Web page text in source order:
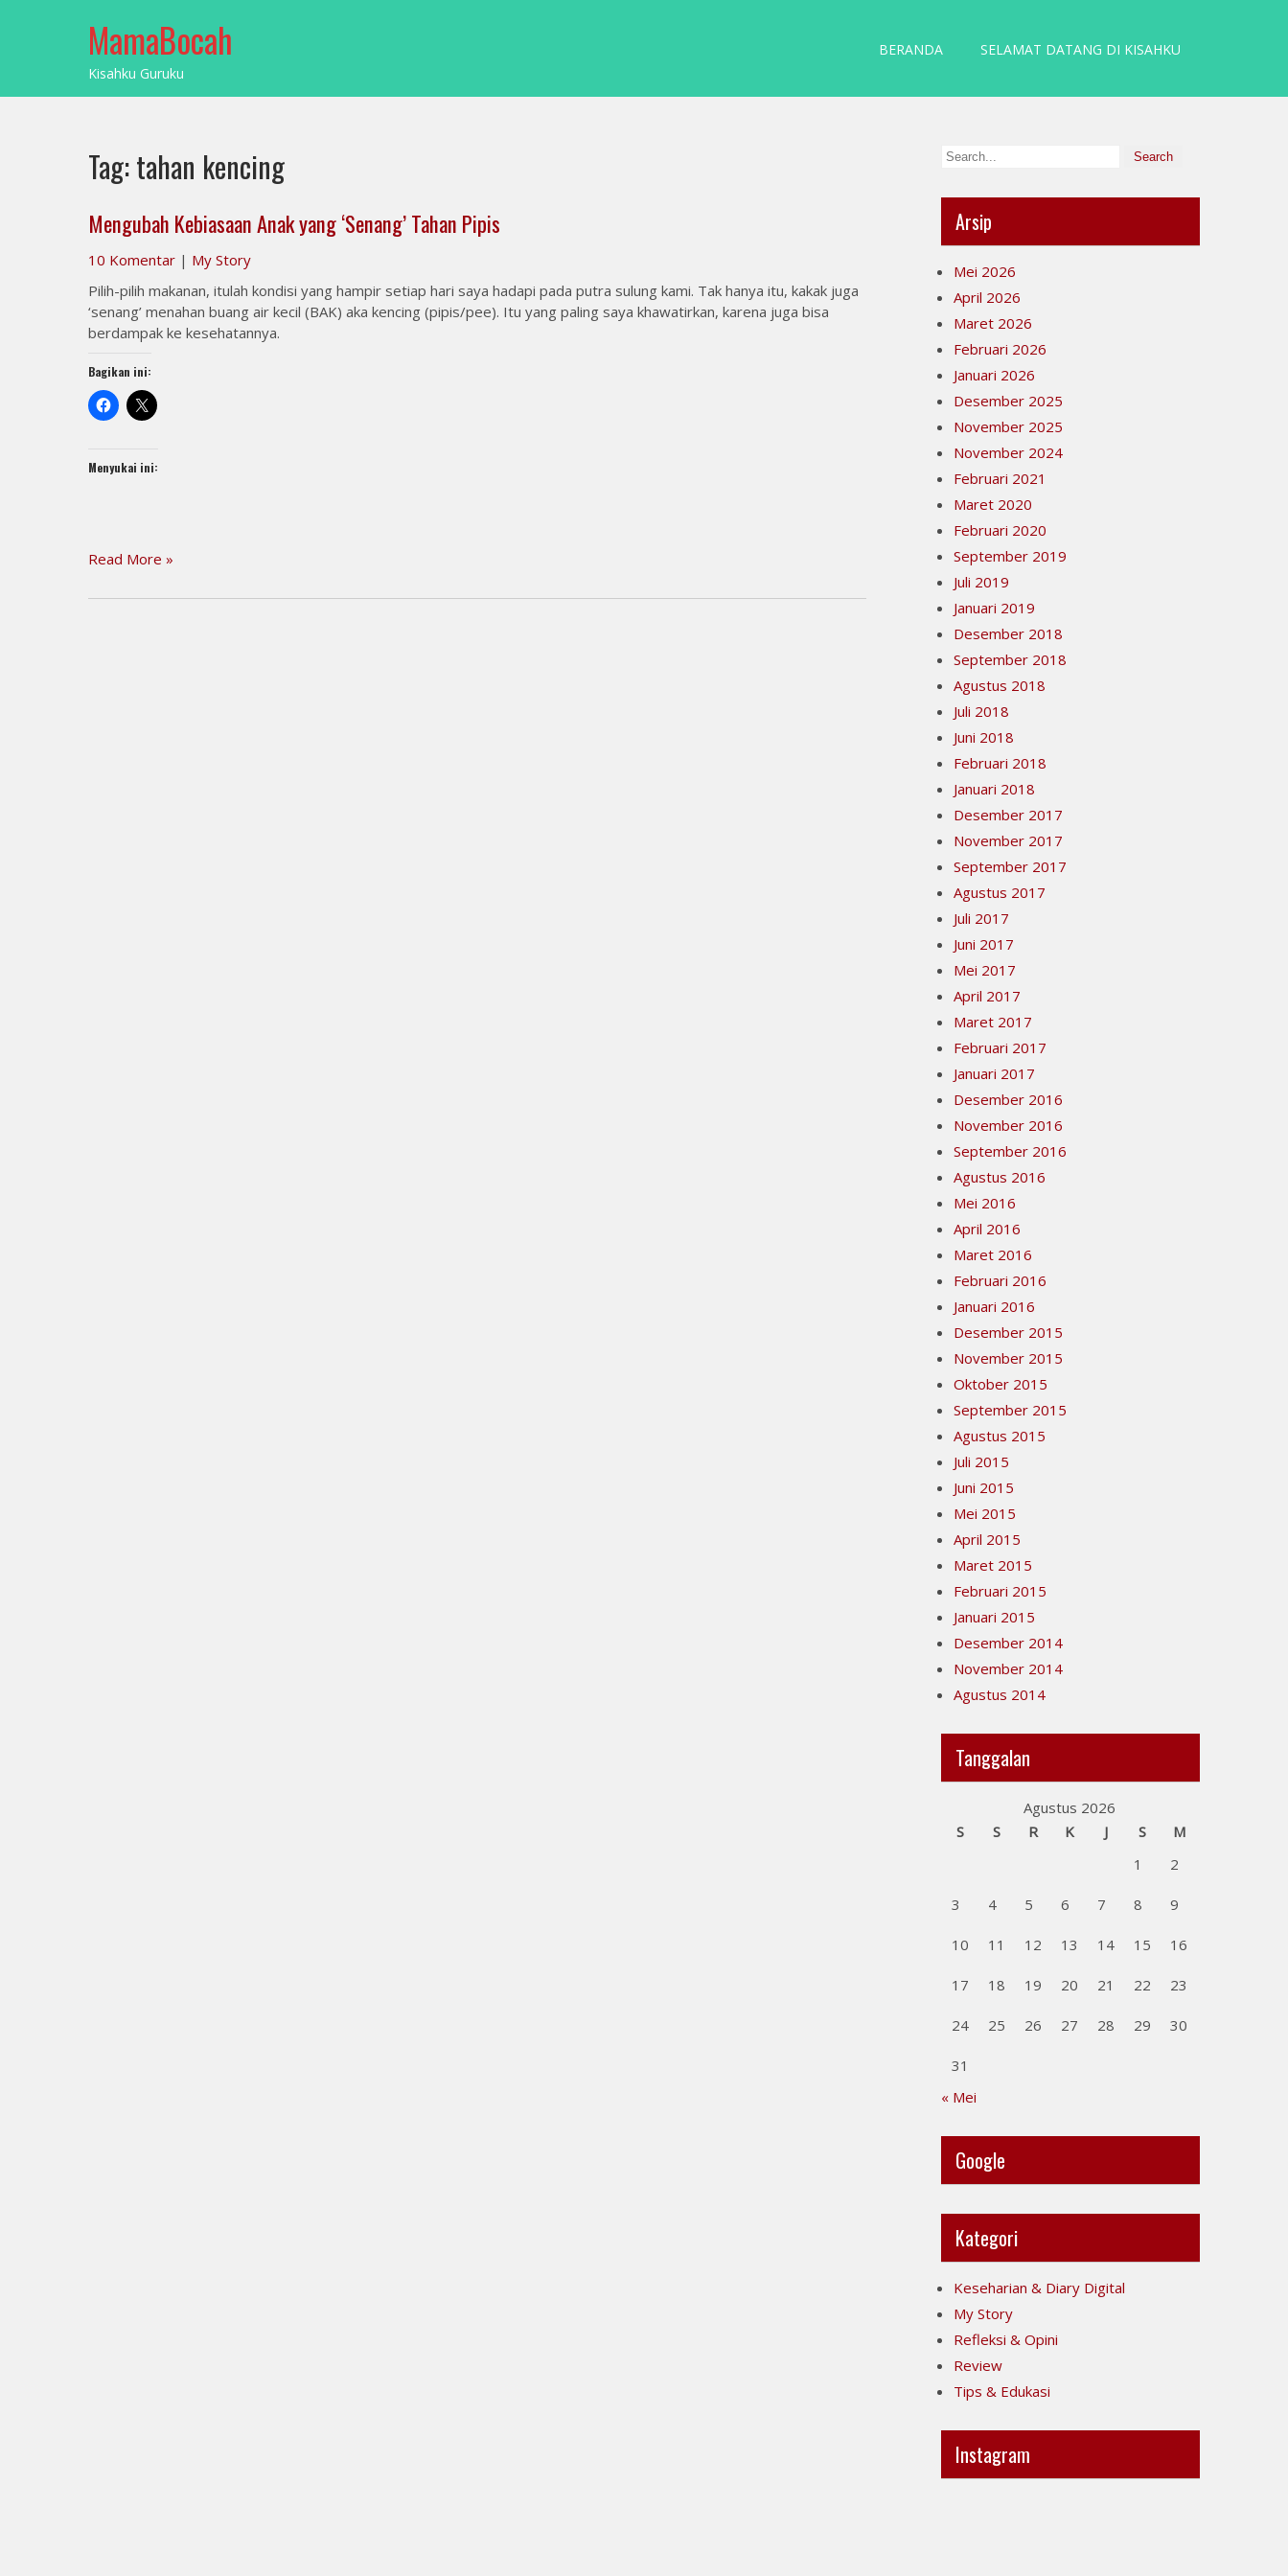
MamaBocah
Kisahku Guruku
BERANDA SELAMAT DATANG DI KISAHKU
Tag:tahan kencing
Mengubah Kebiasaan Anak yang ‘Senang’ Tahan Pipis
10 Komentar | My Story
Pilih-pilih makanan, itulah kondisi yang hampir setiap hari saya hadapi pada putra sulung kami. Tak hanya itu, kakak juga
‘senang’ menahan buang air kecil (BAK) aka kencing (pipis/pee). Itu yang paling saya khawatirkan, karena juga bisa
berdampak ke kesehatannya.
Bagikan ini:
Menyukai ini:
Read More »
Arsip
Mei 2026
April 2026
Maret 2026
Februari 2026
Januari 2026
Desember 2025
November 2025
November 2024
Februari 2021
Maret 2020
Februari 2020
September 2019
Juli 2019
Januari 2019
Desember 2018
September 2018
Agustus 2018
Juli 2018
Juni 2018
Februari 2018
Januari 2018
Desember 2017
November 2017
September 2017
Agustus 2017
Juli 2017
Juni 2017
Mei 2017
April 2017
Maret 2017
Februari 2017
Januari 2017
Desember 2016
November 2016
September 2016
Agustus 2016
Mei 2016
April 2016
Maret 2016
Februari 2016
Januari 2016
Desember 2015
November 2015
Oktober 2015
September 2015
Agustus 2015
Juli 2015
Juni 2015
Mei 2015
April 2015
Maret 2015
Februari 2015
Januari 2015
Desember 2014
November 2014
Agustus 2014
Tanggalan
Agustus 2026
S
S R K J S
M
1
2
3 4 5 6 7 8 9
10 11 12 13 14 15 16
17 18 19 20 21 22 23
24 25 26 27 28 29 30
31
« Mei
Google
Kategori
Keseharian & Diary Digital
My Story
Refleksi & Opini
Review
Tips & Edukasi
Instagram